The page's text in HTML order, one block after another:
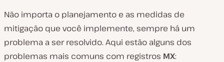
Não importa o planejamento e as medidas de
mitigação que você implemente, sempre há um
problema a ser resolvido. Aqui estão alguns dos
problemas mais comuns com registros MX: